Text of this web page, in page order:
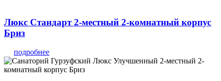
Люкс Стандарт 2-местный 2-комнатный корпус
Бриз
подробнее